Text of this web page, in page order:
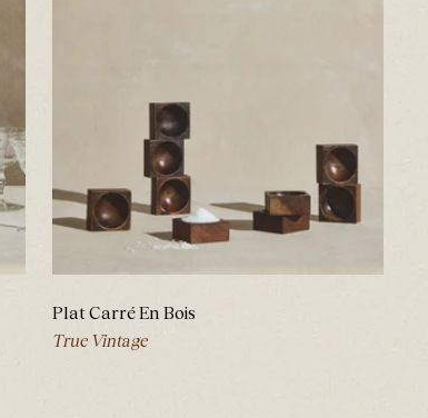
Plat Carré En Bois
True Vintage